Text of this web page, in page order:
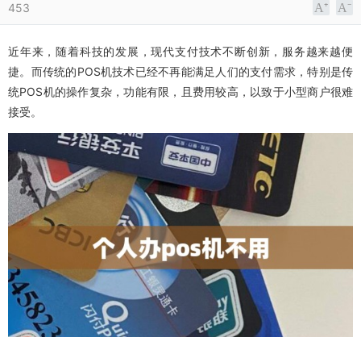
453
近年来，随着科技的发展，现代支付技术不断创新，服务越来越便
捷。而传统的POS机技术已经不再能满足人们的支付需求，特别是传
统POS机的操作复杂，功能有限，且费用较高，以致于小型商户很难
接受。